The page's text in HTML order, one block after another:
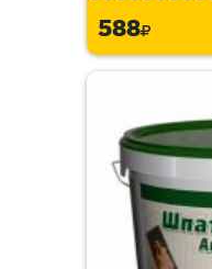
588